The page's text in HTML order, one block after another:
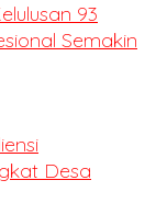
93
Semakin
Desa